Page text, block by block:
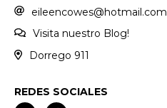
eileencowes@hotmail.com
Visita nuestro Blog!
Dorrego 911
REDES SOCIALES